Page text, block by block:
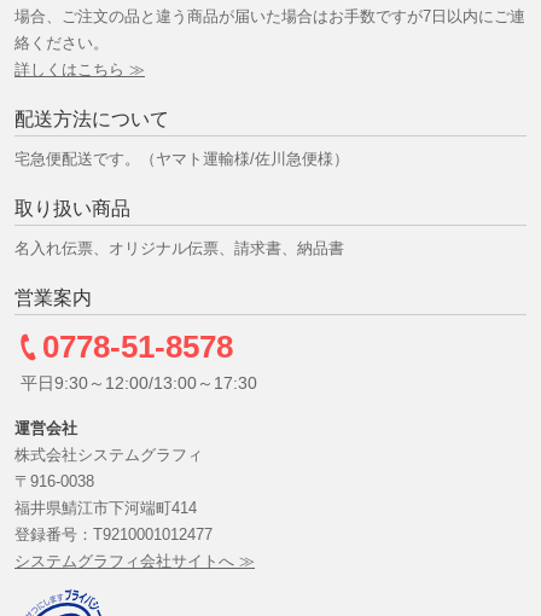
場合、ご注文の品と違う商品が届いた場合はお手数ですが7日以内にご連
絡ください。
詳しくはこちら ≫
配送方法について
宅急便配送です。（ヤマト運輸様/佐川急便様）
取り扱い商品
名入れ伝票、オリジナル伝票、請求書、納品書
営業案内
0778-51-8578
平日9:30～12:00/13:00～17:30
運営会社
株式会社システムグラフィ
〒916-0038
福井県鯖江市下河端町414
登録番号：T9210001012477
システムグラフィ会社サイトへ ≫